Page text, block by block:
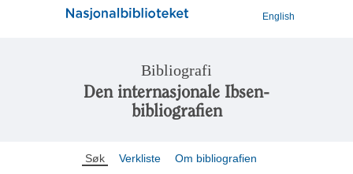
English
Bibliografi
Den internasjonale Ibsen-
bibliografien
Søk Verkliste Om bibliografien